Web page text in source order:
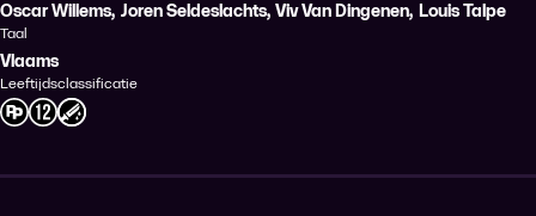
Oscar Willems, Joren Seldeslachts, Viv Van Dingenen, Louis Talpe
Taal
Vlaams
Leeftijdsclassificatie